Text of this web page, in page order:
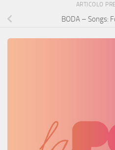
ARTICOLO
BODA – Songs: